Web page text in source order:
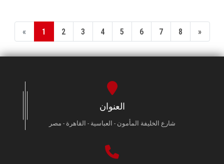
« 1 2 3 4 5 6 7 8 »
العنوان
شارع الخليفة المأمون - العباسية - القاهرة - مصر